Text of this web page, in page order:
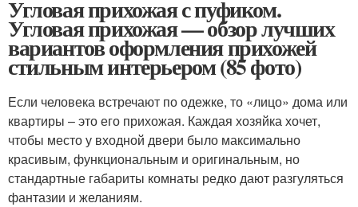
Угловая прихожая с пуфиком.
Угловая прихожая — обзор лучших
вариантов оформления прихожей
стильным интерьером (85 фото)
Если человека встречают по одежке, то «лицо» дома или
квартиры – это его прихожая. Каждая хозяйка хочет,
чтобы место у входной двери было максимально
красивым, функциональным и оригинальным, но
стандартные габариты комнаты редко дают разгуляться
фантазии и желаниям.